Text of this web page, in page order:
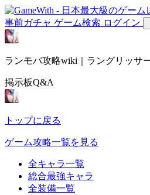
事前ガチャ ゲーム検索 ログイン
ランモバ攻略wiki｜ラングリッサ
掲示板Q&A
トップに戻る
ゲーム攻略一覧を見る
全キャラ一覧
総合最強キャラ
全装備一覧